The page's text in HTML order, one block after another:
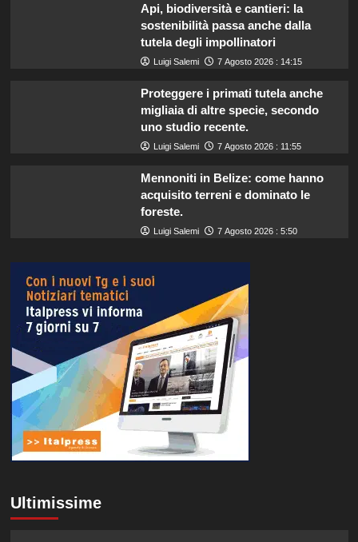
Api, biodiversità e cantieri: la
sostenibilità passa anche dalla
tutela degli impollinatori
Luigi Salemi 7 Agosto 2026 : 14:15
Proteggere i primati tutela anche
migliaia di altre specie, secondo
uno studio recente.
Luigi Salemi 7 Agosto 2026 : 11:55
Mennoniti in Belize: come hanno
acquisito terreni e dominato le
foreste.
Luigi Salemi 7 Agosto 2026 : 5:50
Ultimissime